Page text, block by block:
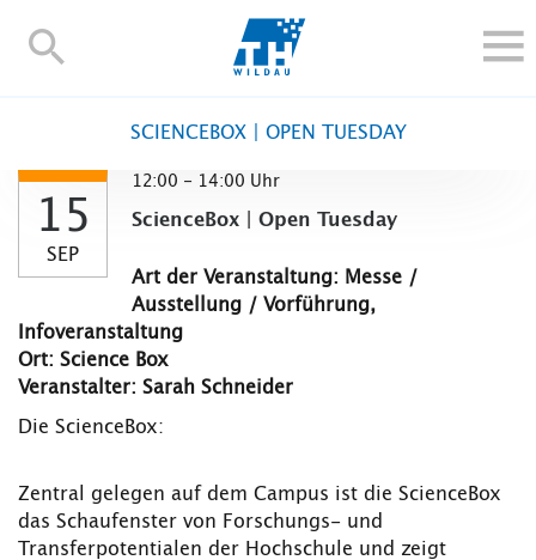
TH-
FORSCHUNG UND TRANSFER
ALUMNI
HOCHSCHULE
INTERNATIONAL
BESCHÄFTIGTE
Blogs Kontakt und Anfahrt
TH Online-Portal
SCIENCEBOX | OPEN TUESDAY
15
SEP
12:00 - 14:00 Uhr
ScienceBox | Open Tuesday
Art der Veranstaltung: Messe /
Ausstellung / Vorführung,
Infoveranstaltung
Ort: Science Box
Veranstalter: Sarah Schneider
Die ScienceBox:
Zentral gelegen auf dem Campus ist die ScienceBox
das Schaufenster von Forschungs- und
Transferpotentialen der Hochschule und zeigt